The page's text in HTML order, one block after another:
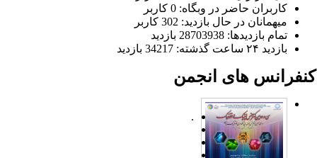
کاربران حاضر در وبگاه: 0 کاربر
میهمانان در حال بازدید: 302 کاربر
تمام بازدید‌ها: 28703938 بازدید
بازدید ۲۴ ساعت گذشته: 34217 بازدید
های انجمن
.